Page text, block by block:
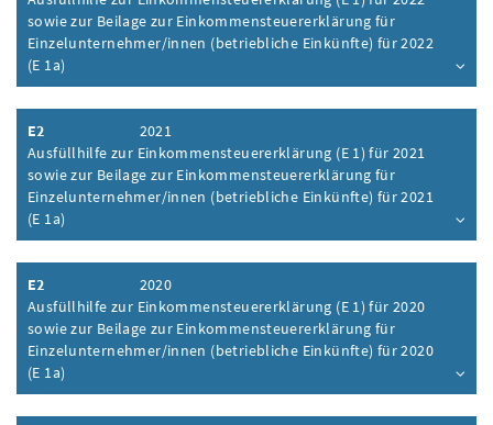
sowie zur Beilage zur Einkommensteuererklärung für
Einzelunternehmer/innen (betriebliche Einkünfte) für 2022
(E 1a)
Inhalt aufklappen
E2
2021
Ausfüllhilfe zur Einkommensteuererklärung (E 1) für 2021
sowie zur Beilage zur Einkommensteuererklärung für
Einzelunternehmer/innen (betriebliche Einkünfte) für 2021
(E 1a)
Inhalt aufklappen
E2
2020
Ausfüllhilfe zur Einkommensteuererklärung (E 1) für 2020
sowie zur Beilage zur Einkommensteuererklärung für
Einzelunternehmer/innen (betriebliche Einkünfte) für 2020
(E 1a)
Inhalt aufklappen